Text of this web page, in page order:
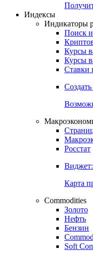
Индексы
Индикаторы
Поиск
Курсы
Курсы
Ставки
Росстат
Виджет:
Карта
Commodities
Золото
Нефть
Бензин
Soft